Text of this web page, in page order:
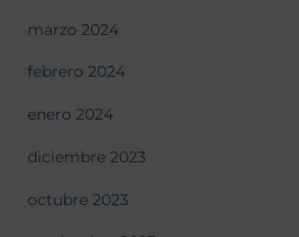
marzo 2024
febrero 2024
enero 2024
diciembre 2023
octubre 2023